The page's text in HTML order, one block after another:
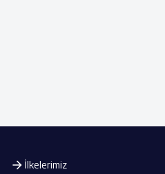
İlkelerimiz